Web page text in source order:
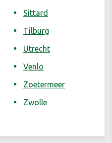
Sittard
Tilburg
Utrecht
Venlo
Zoetermeer
Zwolle